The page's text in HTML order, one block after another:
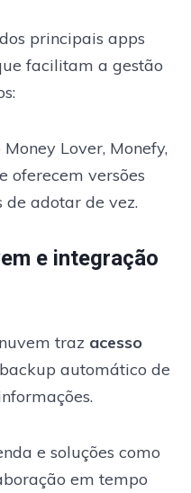
principais apps
facilitam a gestão
Lover, Monefy,
oferecem versões
adotar de vez.
e integração
traz acesso
automático de
e soluções como
em tempo